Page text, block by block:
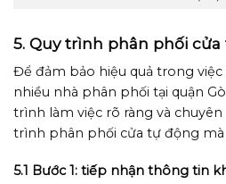
5. Quy trình phân phối
Để đảm bảo hiệu quả trong
nhiều nhà phân phối tại quận
trình làm việc rõ ràng và
trình phân phối cửa tự động
5.1 Bước 1: tiếp nhận thông tin